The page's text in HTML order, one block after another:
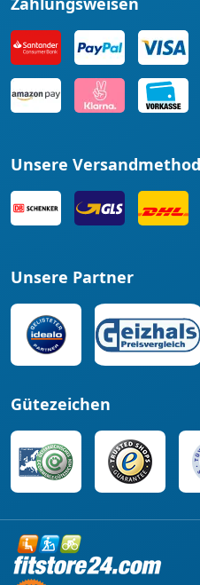
Unsere
Unsere Partner
Gütezeichen